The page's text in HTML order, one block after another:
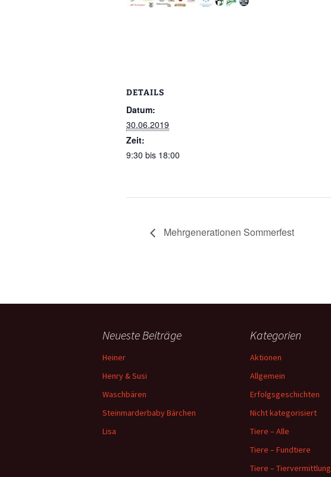
DETAILS
Datum:
30.06.2019
Zeit:
9:30 bis 18:00
Mehrgenerationen Sommerfest
Neueste Beiträge
Heiner
Henry & Susi
Waschbären
Steinmarderbaby Bärchen
Lisa
Kategorien
Aktionen
Allgemein
Erfolgsgeschichten
Nicht kategorisiert
Tiere – Alle
Tiere – Fundtiere
Tiere – Tiervermittlung